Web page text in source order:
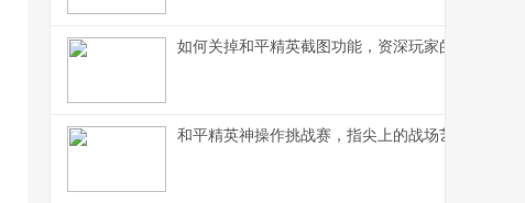
如何关掉和平精英截图功能，资深玩家的操作心得
和平精英神操作挑战赛，指尖上的战场艺术